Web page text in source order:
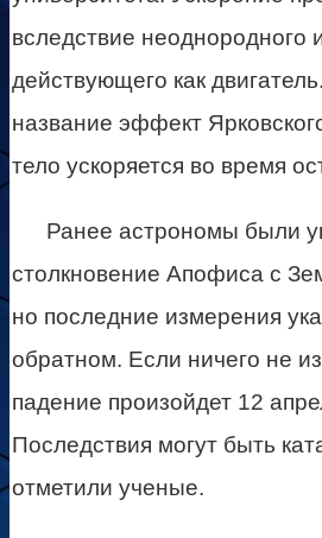
вследствие неоднородного
действующего как
название эффект
тело ускоряется во время
Ранее астрономы были
столкновение Апофиса с
но последние измерения
обратном. Если ничего не
падение произойдет 12
Последствия могут быть
отметили ученые.